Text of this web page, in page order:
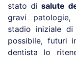
stato di salute
gravi patologie,
stadio iniziale
possibile, futuri
dentista lo